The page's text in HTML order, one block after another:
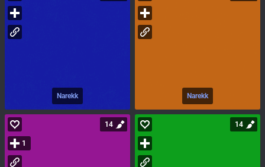
Narekk Narekk
1
14 14